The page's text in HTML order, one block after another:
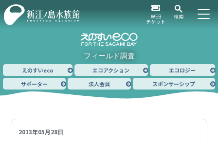
WEB
チケット
検索
フィールド調査
えのすいeco エコアクション
エコロジー
サポーター
法人会員 スポンサーシップ
2013年05月28日